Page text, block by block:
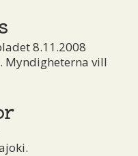
8.11.2008
Myndigheterna vill